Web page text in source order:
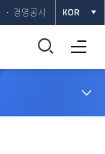
경영공시 KOR
통
합
전체메뉴 열기